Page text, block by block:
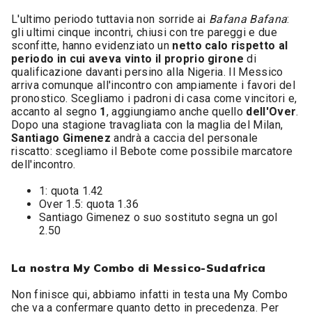
L'ultimo periodo tuttavia non sorride ai Bafana Bafana:
gli ultimi cinque incontri, chiusi con tre pareggi e due
sconfitte, hanno evidenziato un netto calo rispetto al
periodo in cui aveva vinto il proprio girone di
qualificazione davanti persino alla Nigeria. Il Messico
arriva comunque all'incontro con ampiamente i favori del
pronostico. Scegliamo i padroni di casa come vincitori e,
accanto al segno 1, aggiungiamo anche quello dell'Over.
Dopo una stagione travagliata con la maglia del Milan,
Santiago Gimenez andrà a caccia del personale
riscatto: scegliamo il Bebote come possibile marcatore
dell'incontro.
1: quota 1.42
Over 1.5: quota 1.36
Santiago Gimenez o suo sostituto segna un gol
2.50
La nostra My Combo di Messico-Sudafrica
Non finisce qui, abbiamo infatti in testa una My Combo
che va a confermare quanto detto in precedenza. Per